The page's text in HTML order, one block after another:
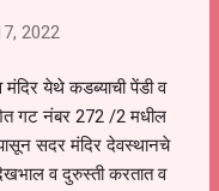
समितीच्या वतिने
2022
मंदिर येथे कडब्याची पेंडी व
गट नंबर 272 /2 मधील
सदर मंदिर देवस्थानचे
व दुरुस्ती करतात व